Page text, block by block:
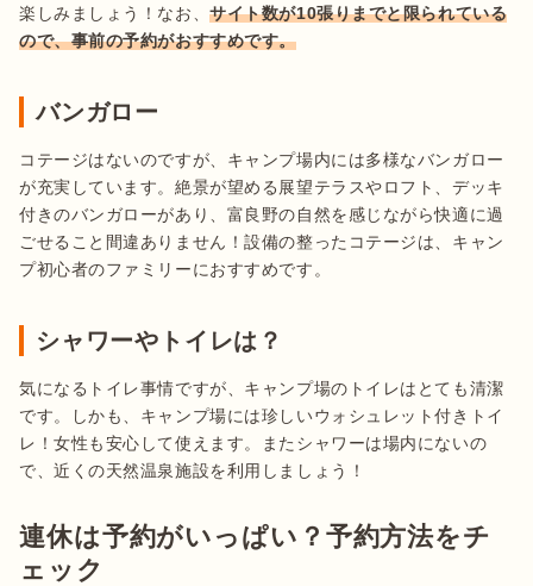
楽しみましょう！なお、サイト数が10張りまでと限られている
ので、事前の予約がおすすめです。
バンガロー
コテージはないのですが、キャンプ場内には多様なバンガロー
が充実しています。絶景が望める展望テラスやロフト、デッキ
付きのバンガローがあり、富良野の自然を感じながら快適に過
ごせること間違ありません！設備の整ったコテージは、キャン
シャワーやトイレは？
気になるトイレ事情ですが、キャンプ場のトイレはとても清潔
です。しかも、キャンプ場には珍しいウォシュレット付きトイ
レ！女性も安心して使えます。またシャワーは場内にないの
連休は予約がいっぱい？予約方法をチ
ェック